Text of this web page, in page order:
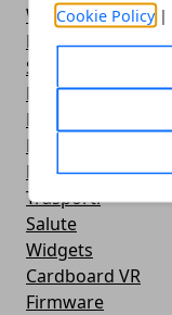
Cookie Policy |
Widget Meteo
Ricezione WiFi
Sport
Meteo
Rooting
Emulazione
Lg - Telefoni
Trasporti
Salute
Widgets
Cardboard VR
Firmware